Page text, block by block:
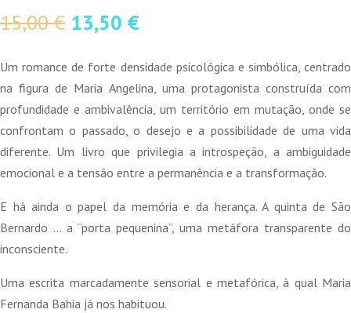
15,00€ O
original
era:
15,00 €.
13,50 €O
atual
é:
13,50 €.
Um romance de forte densidade psicológica e simbólica, centrado
na figura de Maria Angelina, uma protagonista construída com
profundidade e ambivalência, um território em mutação, onde se
confrontam o passado, o desejo e a possibilidade de uma vida
diferente. Um livro que privilegia a introspeção, a ambiguidade
emocional e a tensão entre a permanência e a transformação.
E há ainda o papel da memória e da herança. A quinta de São
Bernardo … a “porta pequenina”, uma metáfora transparente do
inconsciente.
Uma escrita marcadamente sensorial e metafórica, à qual Maria
Fernanda Bahia já nos habituou.